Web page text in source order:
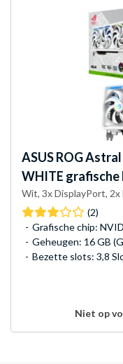
ASUSROG Astral
WHITE
Wit, 3x DisplayPort, 2x
(2)
Grafische chip:
Geheugen: 16 GB
Bezette slots: 3,8
Niet op